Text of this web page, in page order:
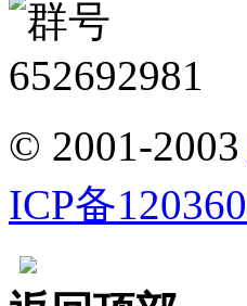
© 2001-2003
ICP备